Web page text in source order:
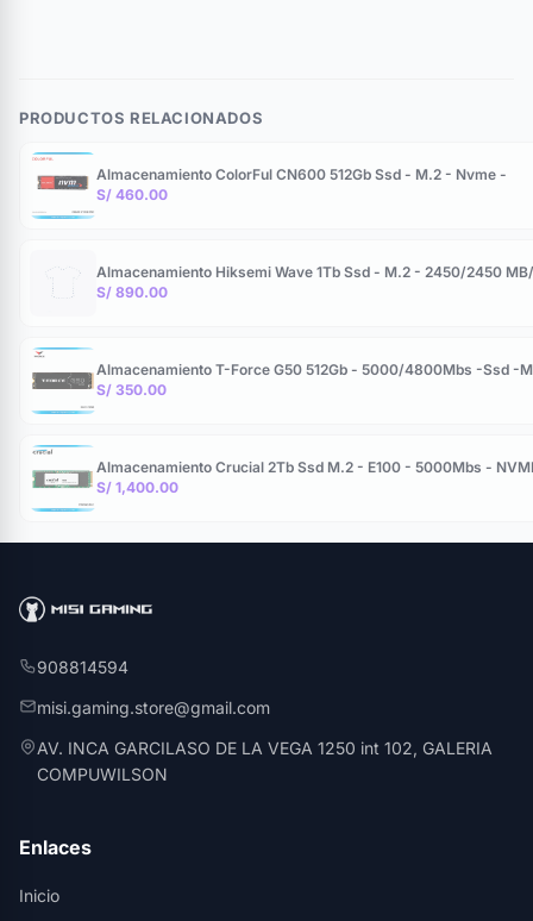
PRODUCTOS RELACIONADOS
Almacenamiento ColorFul CN600 512Gb Ssd - M.2 - Nvme -
S/ 460.00
Almacenamiento Hiksemi Wave 1Tb Ssd - M.2 - 2450/2450
S/ 890.00
Almacenamiento T-Force G50 512Gb - 5000/4800Mbs -Ssd -
S/ 350.00
Almacenamiento Crucial 2Tb Ssd M.2 - E100 - 5000Mbs -
S/ 1,400.00
908814594
misi.gaming.store@gmail.com
AV. INCA GARCILASO DE LA VEGA 1250 int 102, GALERIA
COMPUWILSON
Enlaces
Inicio